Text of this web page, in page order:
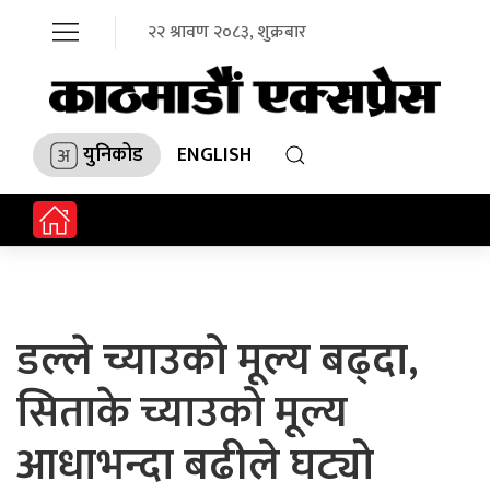
२२ श्रावण २०८३, शुक्रबार
युनिकोड ENGLISH
डल्ले च्याउको मूल्य बढ्दा,
सिताके च्याउको मूल्य
आधाभन्दा बढीले घट्यो